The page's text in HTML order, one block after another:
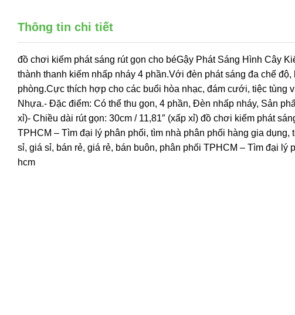
Thông tin chi tiết
đồ chơi kiếm phát sáng rút gọn cho béGậy Phát Sáng Hình Cây
thành thanh kiếm nhấp nháy 4 phần.Với đèn phát sáng đa chế
phòng.Cực thích hợp cho các buổi hòa nhạc, đám cưới, tiệc tùng
Nhựa.- Đặc điểm: Có thể thu gọn, 4 phần, Đèn nhấp nháy, Sản
xỉ)- Chiều dài rút gọn: 30cm / 11,81″ (xấp xỉ) đồ chơi kiếm phát
TPHCM – Tìm đại lý phân phối, tìm nhà phân phối hàng gia
sỉ, giá sỉ, bán rẻ, giá rẻ, bán buôn, phân phối TPHCM – Tìm đại
hcm